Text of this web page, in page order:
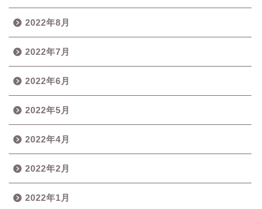
2022年8月
2022年7月
2022年6月
2022年5月
2022年4月
2022年2月
2022年1月